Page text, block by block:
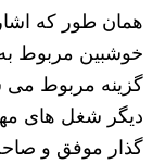
همان طور که
خوشبین مربوط
گزینه مربوط می
دیگر شغل های
گذار موفق و